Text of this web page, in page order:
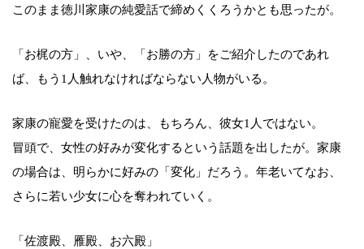
このまま徳川家康の純愛話で締めくくろうかとも思ったが。
「お梶の方」、いや、「お勝の方」をご紹介したのであれ
ば、もう1人触れなければならない人物がいる。
家康の寵愛を受けたのは、もちろん、彼女1人ではない。
冒頭で、女性の好みが変化するという話題を出したが。家康
の場合は、明らかに好みの「変化」だろう。年老いてなお、
さらに若い少女に心を奪われていく。
「佐渡殿、雁殿、お六殿」